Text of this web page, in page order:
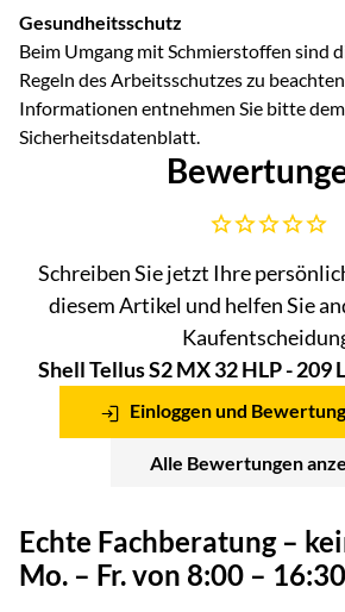
Gesundheitsschutz
Beim Umgang mit Schmierstoffen sind
Regeln des Arbeitsschutzes zu
Informationen entnehmen Sie bitte dem
Sicherheitsdatenblatt.
Noch keine
Schreiben Sie jetzt Ihre
diesem Artikel und helfen Sie
Shell Tellus S2 MX 32 HLP -
Einloggen und
Alle Bewertungen
Echte Fachberatung –
Mo. – Fr. von 8:00 –